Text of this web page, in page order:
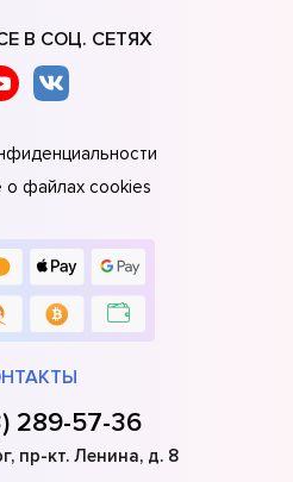
В СОЦ. СЕТЯХ
о файлах cookies
289-57-36
пр-кт. Ленина, д. 8